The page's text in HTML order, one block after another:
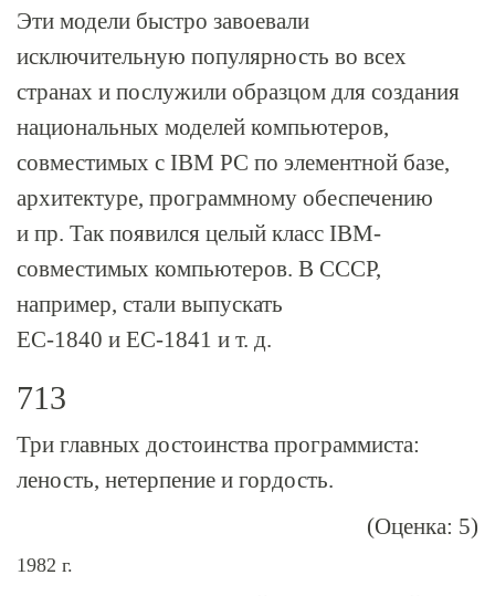
Эти модели быстро завоевали
исключительную популярность во всех
странах и послужили образцом для создания
национальных моделей компьютеров,
совместимых с IBM PC по элементной базе,
архитектуре, программному обеспечению
и пр. Так появился целый класс IBM-
совместимых компьютеров. В СССР,
например, стали выпускать
ЕС-1840 и ЕС-1841 и т. д.
713
Три главных достоинства программиста:
леность, нетерпение и гордость.
(Оценка: 5)
1982 г.